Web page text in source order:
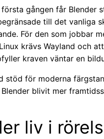
första gången får Blender
till det vanliga
För den som jobbar
krävs Wayland och
kraven väntar en
stöd för moderna
Blender blivit mer
liv i